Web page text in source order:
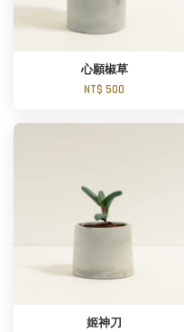
心願椒草
NT$ 500
姬神刀